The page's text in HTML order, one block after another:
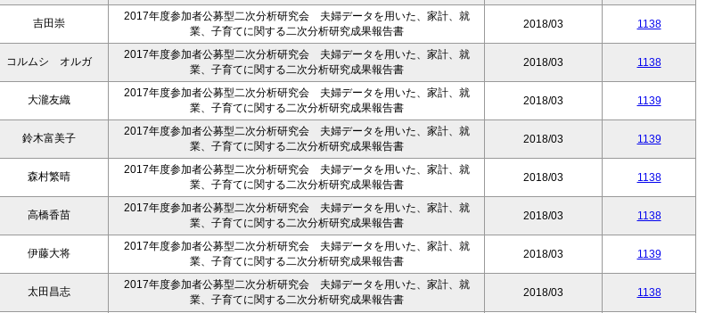
吉田崇
2017年度参加者公募型二次分析研究会 夫婦データを用いた、家計、就
業、子育てに関する二次分析研究成果報告書
2018/03 1138
コルムシ オルガ
2017年度参加者公募型二次分析研究会 夫婦データを用いた、家計、就
業、子育てに関する二次分析研究成果報告書
2018/03 1138
大瀧友織
2017年度参加者公募型二次分析研究会 夫婦データを用いた、家計、就
業、子育てに関する二次分析研究成果報告書
2018/03 1139
鈴木富美子
2017年度参加者公募型二次分析研究会 夫婦データを用いた、家計、就
業、子育てに関する二次分析研究成果報告書
2018/03 1139
森村繁晴
2017年度参加者公募型二次分析研究会 夫婦データを用いた、家計、就
業、子育てに関する二次分析研究成果報告書
2018/03 1138
高橋香苗
2017年度参加者公募型二次分析研究会 夫婦データを用いた、家計、就
業、子育てに関する二次分析研究成果報告書
2018/03 1138
伊藤大将
2017年度参加者公募型二次分析研究会 夫婦データを用いた、家計、就
業、子育てに関する二次分析研究成果報告書
2018/03 1139
太田昌志
2017年度参加者公募型二次分析研究会 夫婦データを用いた、家計、就
業、子育てに関する二次分析研究成果報告書
2018/03 1138